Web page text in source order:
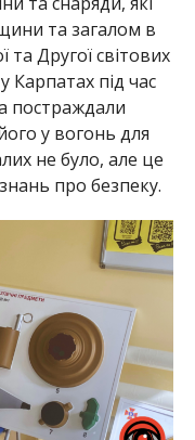
та загалом в
Другої світових
Карпатах під час
постраждали
у вогонь для
не було, але це
про безпеку.